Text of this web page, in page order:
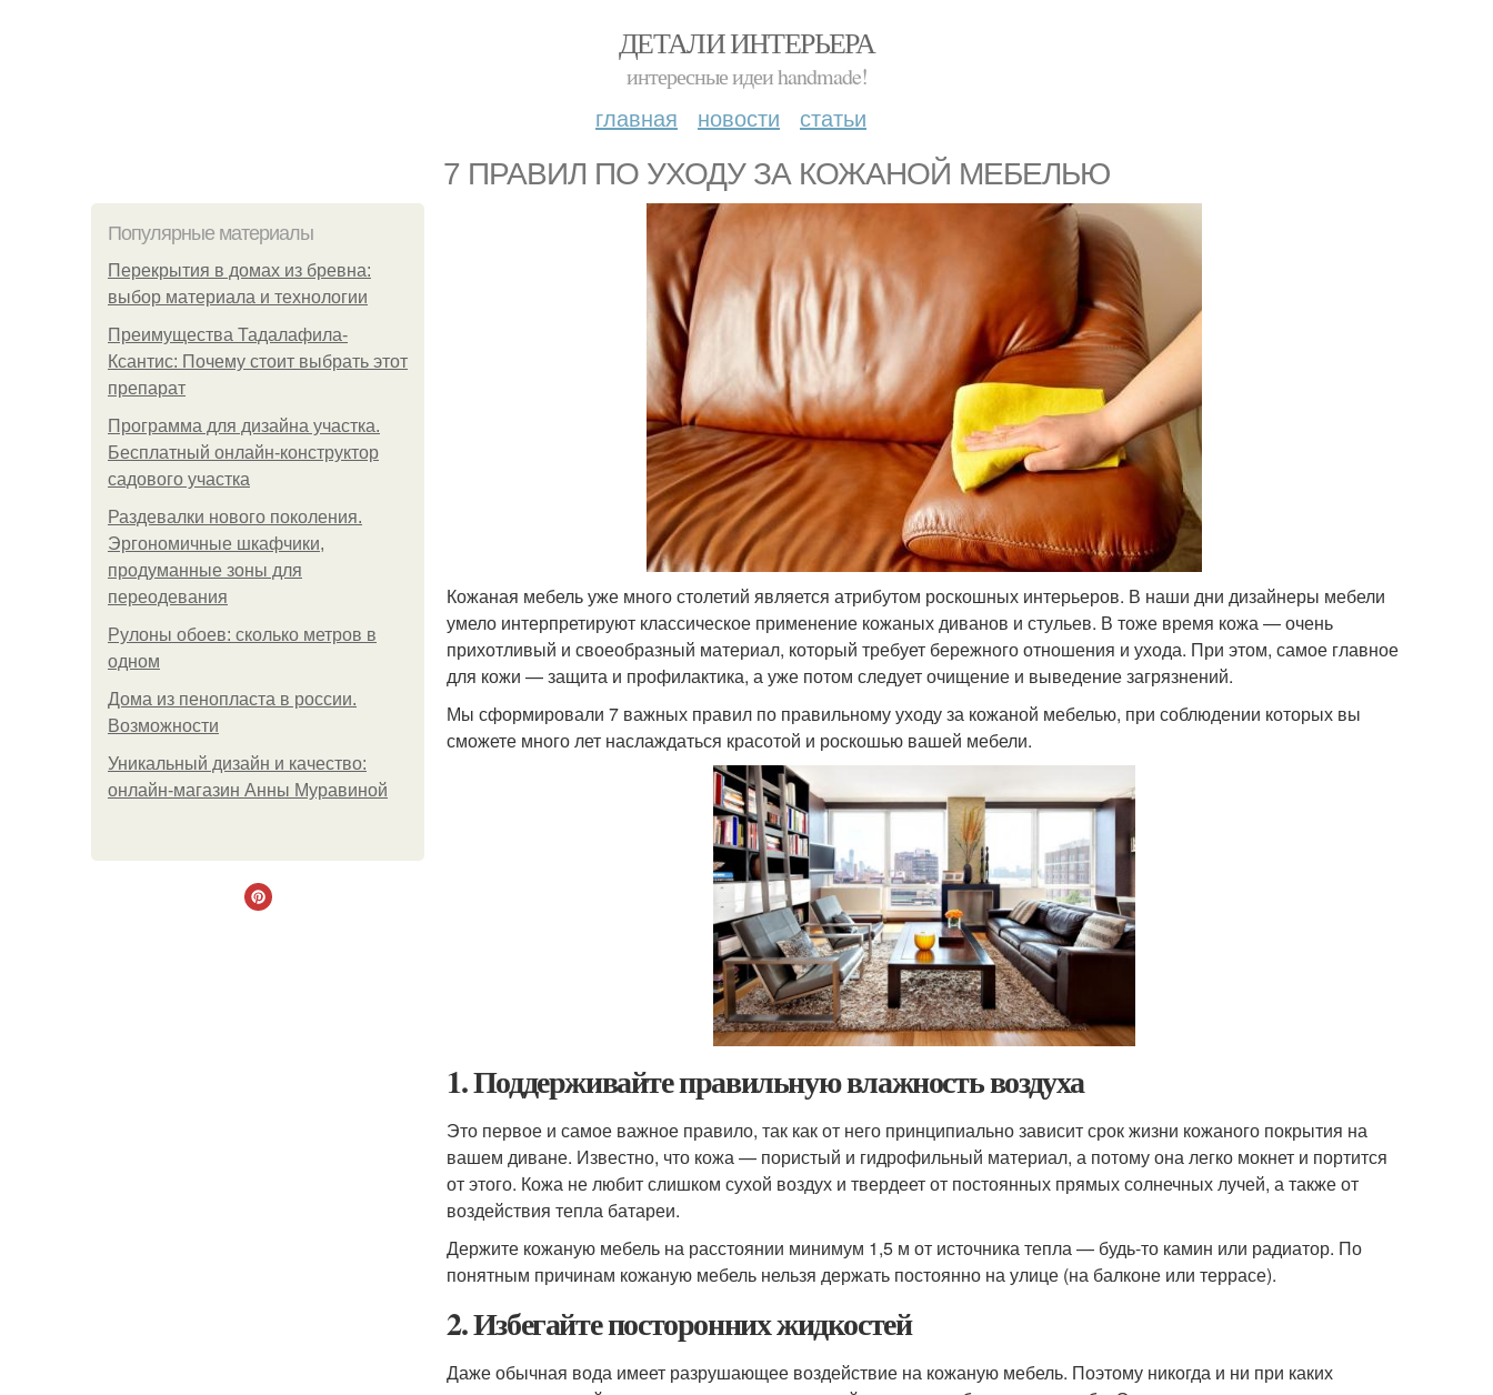
ДЕТАЛИ ИНТЕРЬЕРА
интересные идеи handmade!
главная новости статьи
7 ПРАВИЛ ПО УХОДУ ЗА КОЖАНОЙ МЕБЕЛЬЮ
Популярные материалы
Перекрытия в домах из бревна:
выбор материала и технологии
Преимущества Тадалафила-
Ксантис: Почему стоит выбрать этот
препарат
Программа для дизайна участка.
Бесплатный онлайн-конструктор
садового участка
Раздевалки нового поколения.
Эргономичные шкафчики,
продуманные зоны для
переодевания
Рулоны обоев: сколько метров в
одном
Дома из пенопласта в россии.
Возможности
Уникальный дизайн и качество:
онлайн-магазин Анны Муравиной
Кожаная мебель уже много столетий является атрибутом роскошных интерьеров. В наши дни дизайнеры мебели
умело интерпретируют классическое применение кожаных диванов и стульев. В тоже время кожа — очень
прихотливый и своеобразный материал, который требует бережного отношения и ухода. При этом, самое главное
для кожи — защита и профилактика, а уже потом следует очищение и выведение загрязнений.
Мы сформировали 7 важных правил по правильному уходу за кожаной мебелью, при соблюдении которых вы
сможете много лет наслаждаться красотой и роскошью вашей мебели.
1. Поддерживайте правильную влажность воздуха
Это первое и самое важное правило, так как от него принципиально зависит срок жизни кожаного покрытия на
вашем диване. Известно, что кожа — пористый и гидрофильный материал, а потому она легко мокнет и портится
от этого. Кожа не любит слишком сухой воздух и твердеет от постоянных прямых солнечных лучей, а также от
воздействия тепла батареи.
Держите кожаную мебель на расстоянии минимум 1,5 м от источника тепла — будь-то камин или радиатор. По
понятным причинам кожаную мебель нельзя держать постоянно на улице (на балконе или террасе).
2. Избегайте посторонних жидкостей
Даже обычная вода имеет разрушающее воздействие на кожаную мебель. Поэтому никогда и ни при каких